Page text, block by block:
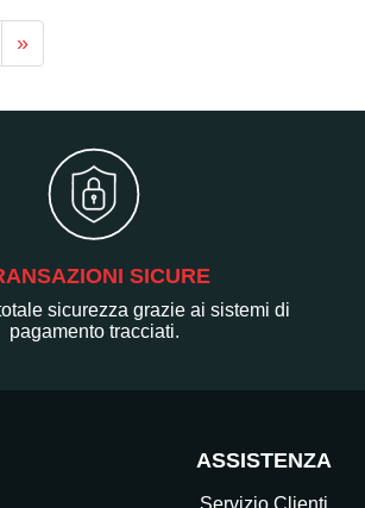
»
SICURE
sicurezza grazie ai sistemi di
pagamento tracciati.
ASSISTENZA
Servizio Clienti